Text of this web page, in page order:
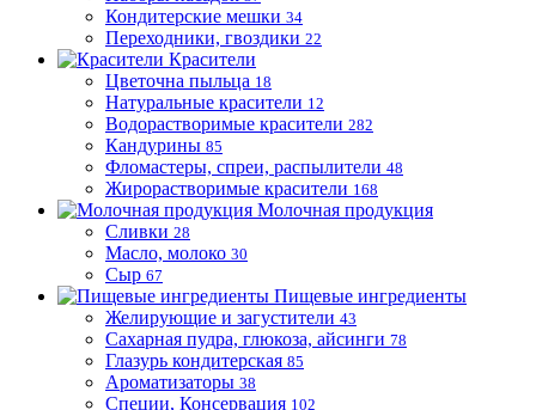
Кондитерские мешки 34
Переходники, гвоздики 22
Красители
Цветочна пыльца 18
Натуральные красители 12
Водорастворимые красители 282
Кандурины 85
Фломастеры, спреи, распылители 48
Жирорастворимые красители 168
Молочная продукция
Сливки 28
Масло, молоко 30
Сыр 67
Пищевые ингредиенты
Желирующие и загустители 43
Сахарная пудра, глюкоза, айсинги 78
Глазурь кондитерская 85
Ароматизаторы 38
Специи, Консервация 102